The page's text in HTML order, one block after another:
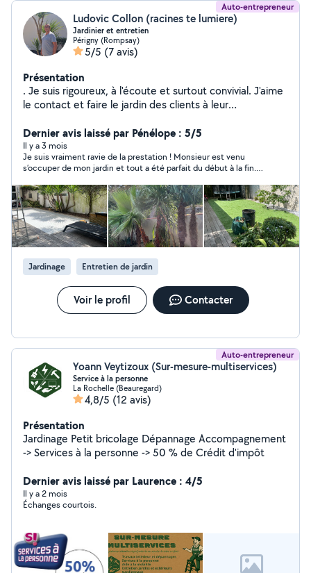
Auto-entrepreneur
Ludovic Collon (racines te lumiere)
Jardinier et entretien
Périgny (Rompsay)
5/5 (7 avis)
Présentation
. Je suis rigoureux, à l'écoute et surtout convivial. J'aime
le contact et faire le jardin des clients à leur
Dernier avis laissé par Pénélope : 5/5
Il y a 3 mois
Je suis vraiment ravie de la prestation ! Monsieur est venu
s’occuper de mon jardin et tout a été parfait du début à la fin.
dans son travail. Le résultat est impeccable, je suis plus que
satisfaite 😊 Je le recommande sans hésitation !
Jardinage Entretien de jardin
Voir le profil Contacter
Auto-entrepreneur
Yoann Veytizoux (Sur-mesure-multiservices)
Service à la personne
La Rochelle (Beauregard)
4,8/5 (12 avis)
Présentation
Jardinage Petit bricolage Dépannage Accompagnement
-> Services à la personne -> 50 % de Crédit d'impôt
Dernier avis laissé par Laurence : 4/5
Il y a 2 mois
Échanges courtois.